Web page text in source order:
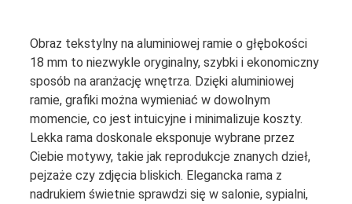
Obraz tekstylny na aluminiowej ramie o głębokości
18 mm to niezwykle oryginalny, szybki i ekonomiczny
sposób na aranżację wnętrza. Dzięki aluminiowej
ramie, grafiki można wymieniać w dowolnym
momencie, co jest intuicyjne i minimalizuje koszty.
Lekka rama doskonale eksponuje wybrane przez
Ciebie motywy, takie jak reprodukcje znanych dzieł,
pejzaże czy zdjęcia bliskich. Elegancka rama z
nadrukiem świetnie sprawdzi się w salonie, sypialni,